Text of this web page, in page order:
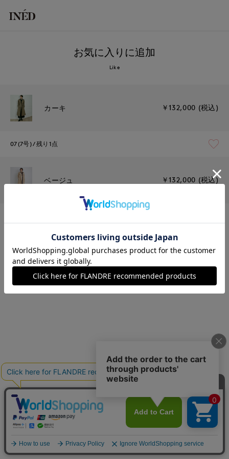
お気に入りに追加
Like
カーキ ￥132,000 (税込)
07(7号) 残り1点
ベージュ ￥132,000 (税込)